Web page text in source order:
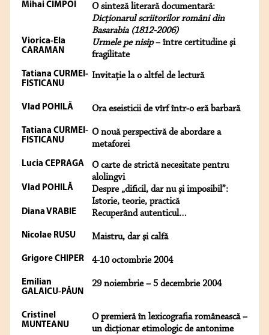
Mihai CIMPOI
O sinteză literară documentară:
Dicţionarul scriitorilor români din
Basarabia (1812-2006)
Viorica-Ela
CARAMAN
Urmele pe nisip– între certitudine şi
fragilitate
Tatiana CURMEI-
FISTICANU
Invitaţie la o altfel de lectură
Vlad POHILĂ Ora eseisticii de vîrf într-o eră barbară
Tatiana CURMEI-
FISTICANU
O nouă perspectivă de abordare a
metaforei
Lucia CEPRAGA
O carte de strictă necesitate pentru
alolingvi
Vlad POHILĂ
Despre „dificil, dar nu şi imposibil”:
Istorie, teorie, practică
Diana VRABIE Recuperând autenticul…
Nicolae RUSU Maistru, dar şi calfă
Grigore CHIPER 4-10 octombrie 2004
Emilian
GALAICU-PĂUN
29 noiembrie – 5 decembrie 2004
Cristinel
MUNTEANU
O premieră în lexicografia românească –
un dicţionar etimologic de antonime